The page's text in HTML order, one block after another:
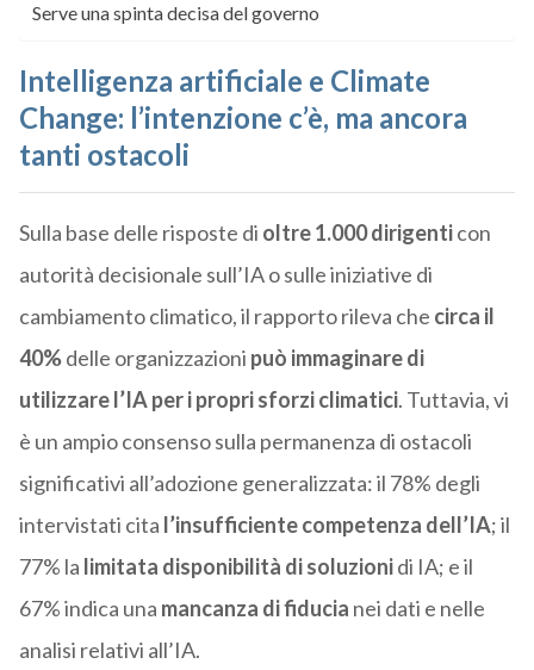
Serve una spinta decisa del governo
Intelligenza artificiale e Climate
Change: l’intenzione c’è, ma ancora
tanti ostacoli
Sulla base delle risposte di oltre 1.000 dirigenticon
autorità decisionale sull’IA o sulle iniziative di
cambiamento climatico, il rapporto rileva che circa il
40%delle organizzazioni può immaginaredi
utilizzare l’IA per i propri sforzi climatici. Tuttavia, vi
è un ampio consenso sulla permanenza di ostacoli
significativi all’adozione generalizzata: il 78% degli
intervistati cita l’insufficiente competenza dell’IA; il
77% la limitata disponibilità di soluzionidi IA; e il
67% indica una mancanza di fiducia nei dati e nelle
analisi relativi all’IA.